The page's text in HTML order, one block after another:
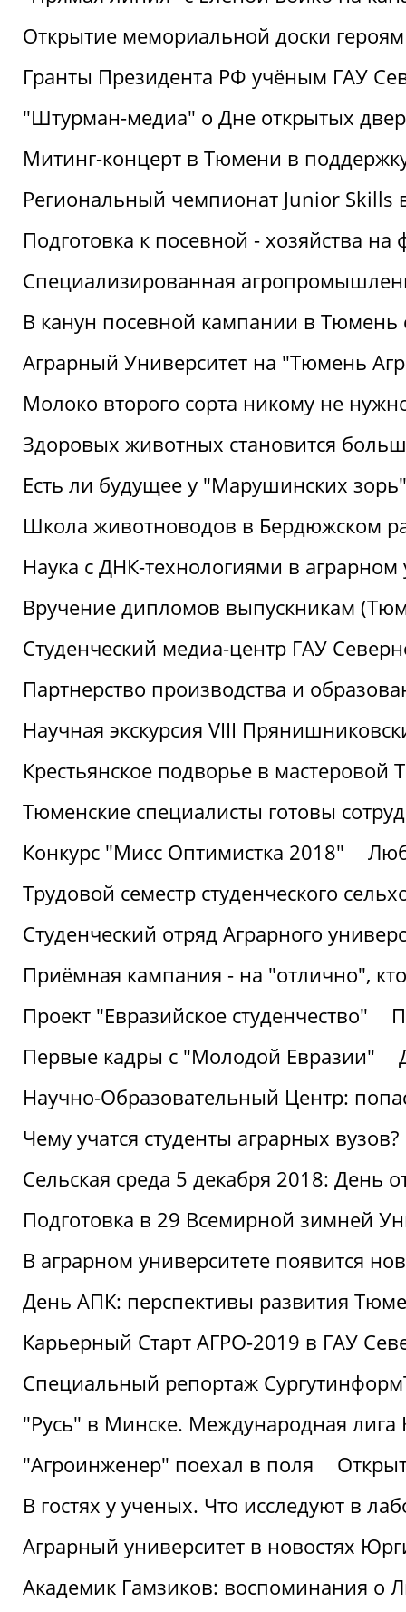
Открытие мемориальной доски
Гранты Президента РФ учёным ГАУ
"Штурман-медиа" о Дне открытых
Митинг-концерт в Тюмени в
Региональный чемпионат Junior Skills
Подготовка к посевной - хозяйства
Специализированная
В канун посевной кампании в Тюмень
Аграрный Университет на "Тюмень
Молоко второго сорта никому не
Здоровых животных становится
Есть ли будущее у "Марушинских
Школа животноводов в Бердюжском
Наука с ДНК-технологиями в аграрном
Вручение дипломов выпускникам
Студенческий медиа-центр ГАУ
Партнерство производства и
Научная экскурсия VIII
Крестьянское подворье в мастеровой
Тюменские специалисты готовы
Конкурс "Мисс Оптимистка 2018"
Трудовой семестр студенческого
Студенческий отряд Аграрного
Приёмная кампания - на "отлично",
Проект "Евразийское студенчество"
Первые кадры с "Молодой Евразии"
Научно-Образовательный Центр:
Чему учатся студенты аграрных вузов?
Сельская среда 5 декабря 2018: День
Подготовка в 29 Всемирной зимней
В аграрном университете появится
День АПК: перспективы развития
Карьерный Старт АГРО-2019 в ГАУ
Специальный репортаж
"Русь" в Минске. Международная
"Агроинженер" поехал в поля
В гостях у ученых. Что исследуют в
Аграрный университет в новостях
Академик Гамзиков: воспоминания о